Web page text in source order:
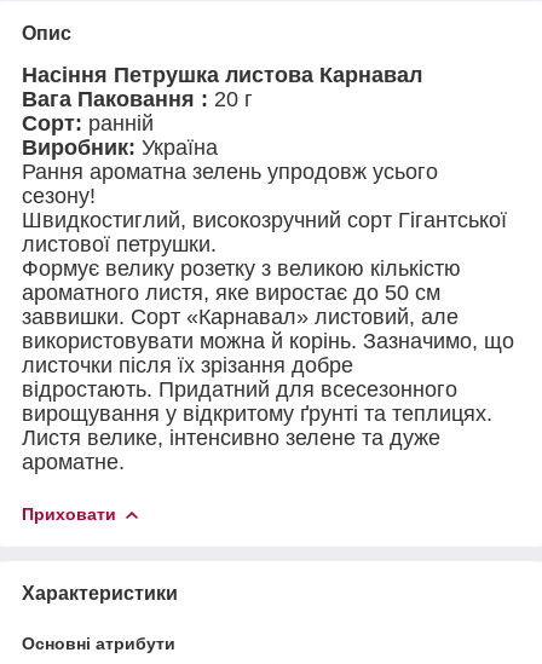
Опис
Насіння Петрушка листова Карнавал
Вага Паковання : 20 г
Сорт: ранній
Виробник: Україна
Рання ароматна зелень упродовж усього
сезону!
Швидкостиглий, високозручний сорт Гігантської
листової петрушки.
Формує велику розетку з великою кількістю
ароматного листя, яке виростає до 50 см
заввишки. Сорт «Карнавал» листовий, але
використовувати можна й корінь. Зазначимо, що
листочки після їх зрізання добре
відростають. Придатний для всесезонного
вирощування у відкритому ґрунті та теплицях.
Листя велике, інтенсивно зелене та дуже
ароматне.
Приховати
Характеристики
Основні атрибути